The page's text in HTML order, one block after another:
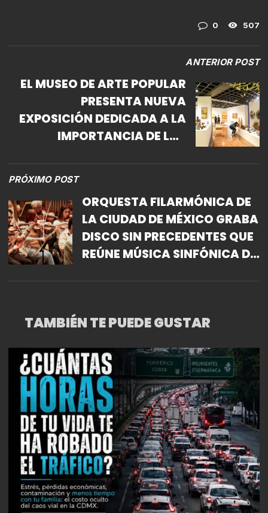
0 507
ANTERIOR POST
EL MUSEO DE ARTE POPULAR
PRESENTA NUEVA
EXPOSICIÓN DEDICADA A LA
IMPORTANCIA DE LOS
PRÓXIMO POST
ORQUESTA FILARMÓNICA DE
LA CIUDAD DE MÉXICO GRABA
DISCO SIN PRECEDENTES QUE
REÚNE MÚSICA SINFÓNICA DE
TAMBIÉN TE PUEDE GUSTAR